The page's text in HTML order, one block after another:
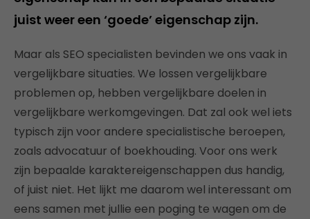
juist weer een ‘goede’ eigenschap zijn.
Maar als SEO specialisten bevinden we ons vaak in
vergelijkbare situaties. We lossen vergelijkbare
problemen op, hebben vergelijkbare doelen in
vergelijkbare werkomgevingen. Dat zal ook wel iets
typisch zijn voor andere specialistische beroepen,
zoals advocatuur of boekhouding. Voor ons werk
zijn bepaalde karaktereigenschappen dus handig,
of juist niet. Het lijkt me daarom wel interessant om
eens samen met jullie een poging te wagen om de